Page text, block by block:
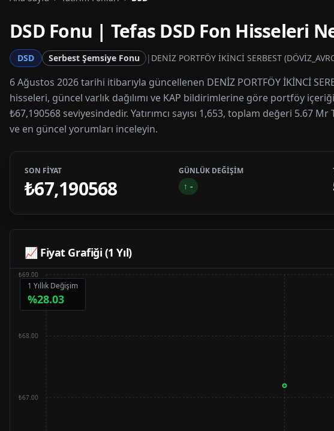
DSDFonu | Tefas DSD Fon Hisseleri
DSD Serbest Şemsiye Fonu | DENİZ PORTFÖY İKİNCİ SERBEST
6 Ağustos 2026 tarihi itibarıyla güncellenen DENİZ PORTFÖY İKİNCİ
hisseleri, güncel varlık dağılımı ve KAP bildirimlerine göre portföy
₺67,190568 seviyesindedir. Yatırımcı sayısı 1,653, toplam değeri 5.67
ve en güncel yorumları inceleyin.
SON FİYAT
₺67,190568
GÜNLÜK DEĞİŞİM
↑ -
📈 Fiyat Grafiği (1 Yıl)
1 Yıllık Değişim
%28.03
₺67.00
₺68.00
₺69.00